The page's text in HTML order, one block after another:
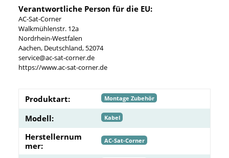
Verantwortliche Person für die EU:
AC-Sat-Corner
Walkmühlenstr. 12a
Nordrhein-Westfalen
Aachen, Deutschland, 52074
service@ac-sat-corner.de
https://www.ac-sat-corner.de
Produktart: Montage Zubehör
Modell: Kabel
Herstellernum
mer:
AC-Sat-Corner